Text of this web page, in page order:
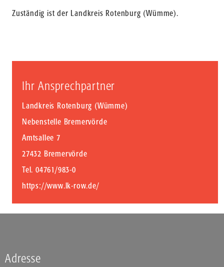
Zuständig ist der Landkreis Rotenburg (Wümme).
Ihr Ansprechpartner
Landkreis Rotenburg (Wümme)
Nebenstelle Bremervörde
Amtsallee 7
27432 Bremervörde
Tel. 04761/983-0
https://www.lk-row.de/
Adresse